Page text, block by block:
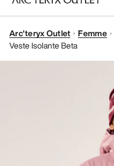
FEMME
Arc'teryx Outlet Femme
Veste Isolante Beta